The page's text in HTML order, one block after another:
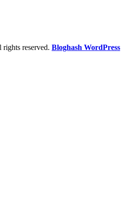
rights reserved. Bloghash WordPress